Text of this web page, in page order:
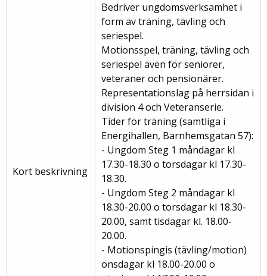
Kort beskrivning
Bedriver ungdomsverksamhet i
form av träning, tävling och
seriespel.
Motionsspel, träning, tävling och
seriespel även för seniorer,
veteraner och pensionärer.
Representationslag på herrsidan i
division 4 och Veteranserie.
Tider för träning (samtliga i
Energihallen, Barnhemsgatan 57):
- Ungdom Steg 1 måndagar kl
17.30-18.30 o torsdagar kl 17.30-
18.30.
- Ungdom Steg 2 måndagar kl
18.30-20.00 o torsdagar kl 18.30-
20.00, samt tisdagar kl. 18.00-
20.00.
- Motionspingis (tävling/motion)
onsdagar kl 18.00-20.00 o